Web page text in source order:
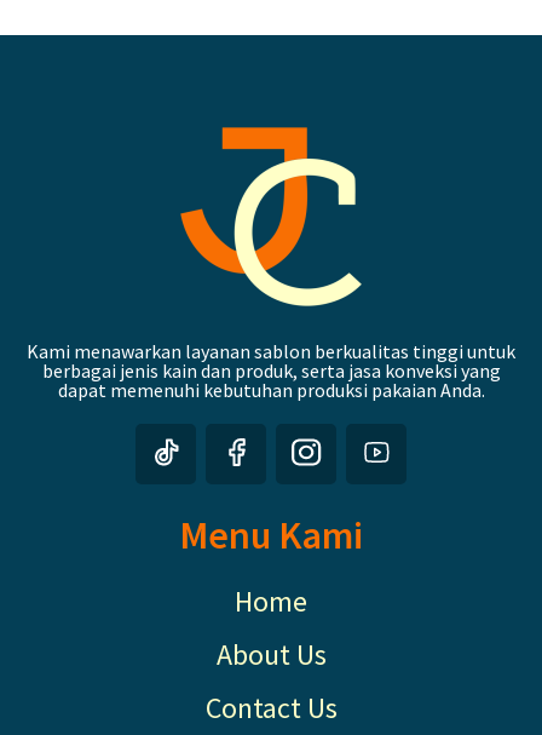
Kami menawarkan layanan sablon berkualitas tinggi untuk
berbagai jenis kain dan produk, serta jasa konveksi yang
dapat memenuhi kebutuhan produksi pakaian Anda.
Menu Kami
Home
About Us
Contact Us